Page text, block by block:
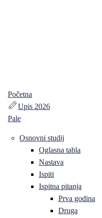
Početna
Upis 2026
Pale
Osnovni studij
Oglasna tabla
Nastava
Ispiti
Ispitna pitanja
Prva godina
Druga